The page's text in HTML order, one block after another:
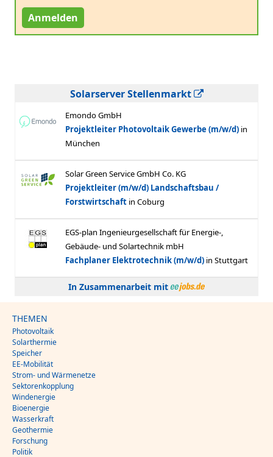
Anmelden
Solarserver Stellenmarkt
In Zusammenarbeit mit
THEMEN
Photovoltaik
Solarthermie
Speicher
EE-Mobilität
Strom- und Wärmenetze
Sektorenkopplung
Windenergie
Bioenergie
Wasserkraft
Geothermie
Forschung
Politik